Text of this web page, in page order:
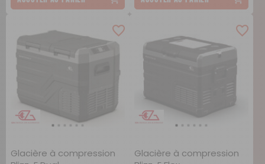
Glacière à compression
Glacière à compression